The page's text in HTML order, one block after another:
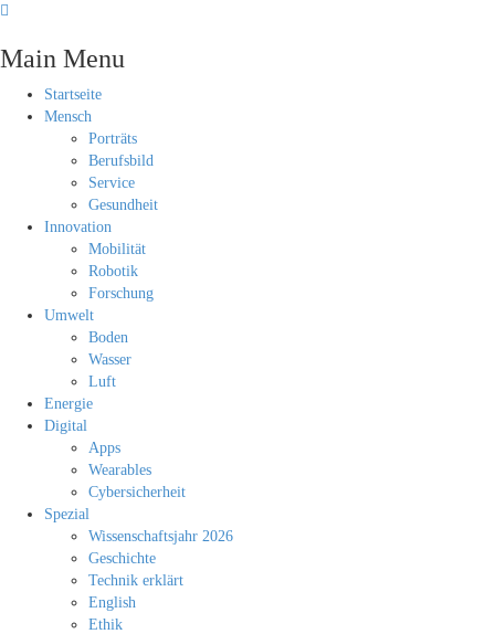
Main Menu
Startseite
Mensch
Porträts
Berufsbild
Service
Gesundheit
Innovation
Mobilität
Robotik
Forschung
Umwelt
Boden
Wasser
Luft
Energie
Digital
Apps
Wearables
Cybersicherheit
Spezial
Wissenschaftsjahr 2026
Geschichte
Technik erklärt
English
Ethik